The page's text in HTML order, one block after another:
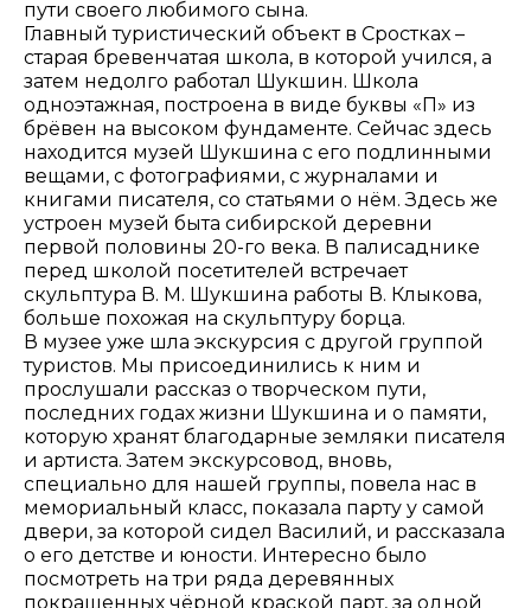
пути своего любимого сына.
Главный туристический объект в Сростках –
старая бревенчатая школа, в которой учился, а
затем недолго работал Шукшин. Школа
одноэтажная, построена в виде буквы «П» из
брёвен на высоком фундаменте. Сейчас здесь
находится музей Шукшина с его подлинными
вещами, с фотографиями, с журналами и
книгами писателя, со статьями о нём. Здесь же
устроен музей быта сибирской деревни
первой половины 20-го века. В палисаднике
перед школой посетителей встречает
скульптура В. М. Шукшина работы В. Клыкова,
больше похожая на скульптуру борца.
В музее уже шла экскурсия с другой группой
туристов. Мы присоединились к ним и
прослушали рассказ о творческом пути,
последних годах жизни Шукшина и о памяти,
которую хранят благодарные земляки писателя
и артиста. Затем экскурсовод, вновь,
специально для нашей группы, повела нас в
мемориальный класс, показала парту у самой
двери, за которой сидел Василий, и рассказала
о его детстве и юности. Интересно было
посмотреть на три ряда деревянных
покрашенных чёрной краской парт, за одной